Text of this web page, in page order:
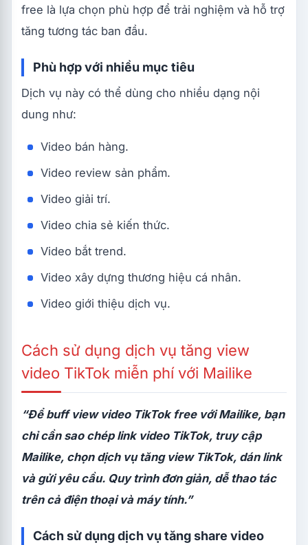
free là lựa chọn phù hợp để trải nghiệm và hỗ trợ
tăng tương tác ban đầu.
Phù hợp với nhiều mục tiêu
Dịch vụ này có thể dùng cho nhiều dạng nội
dung như:
Video bán hàng.
Video review sản phẩm.
Video giải trí.
Video chia sẻ kiến thức.
Video bắt trend.
Video xây dựng thương hiệu cá nhân.
Video giới thiệu dịch vụ.
Cách sử dụng dịch vụ tăng view
video TikTok miễn phí với Mailike
“Để buff view video TikTok free với Mailike, bạn
chỉ cần sao chép link video TikTok, truy cập
Mailike, chọn dịch vụ tăng view TikTok, dán link
và gửi yêu cầu. Quy trình đơn giản, dễ thao tác
trên cả điện thoại và máy tính.”
Cách sử dụng dịch vụ tăng share video